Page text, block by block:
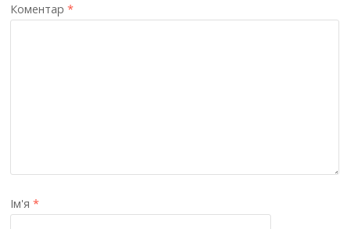
Коментар*
Ім'я*